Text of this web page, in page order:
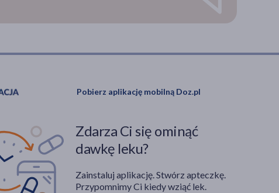
Pobierz aplikację mobilną Doz.pl
Zdarza Ci się ominąć
dawkę leku?
Zainstaluj aplikację. Stwórz apteczkę.
Przypomnimy Ci kiedy wziąć lek.